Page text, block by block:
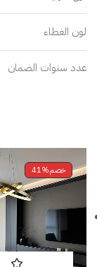
لون الغطاء
عدد سنوات الضمان
خصم41%